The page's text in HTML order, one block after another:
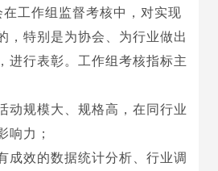
在工作组监督考核中，对实现
，特别是为协会、为行业做出
进行表彰。工作组考核指标主
动规模大、规格高，在同行业
响力；
成效的数据统计分析、行业调